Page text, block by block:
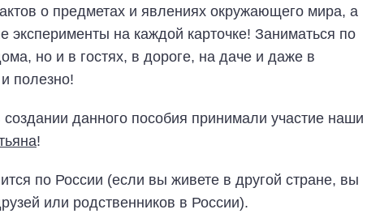
о предметах и явлениях окружающего мира, а
эксперименты на каждой карточке! Заниматься по
но и в гостях, в дороге, на даче и даже в
полезно!
данного пособия принимали участие наши
!
по России (если вы живете в другой стране, вы
или родственников в России).